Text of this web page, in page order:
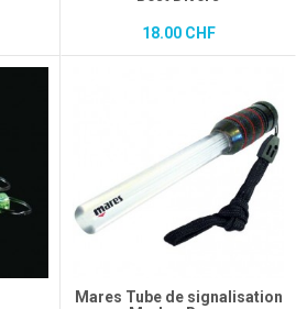
18.00 CHF
Mares Tube de signalisation